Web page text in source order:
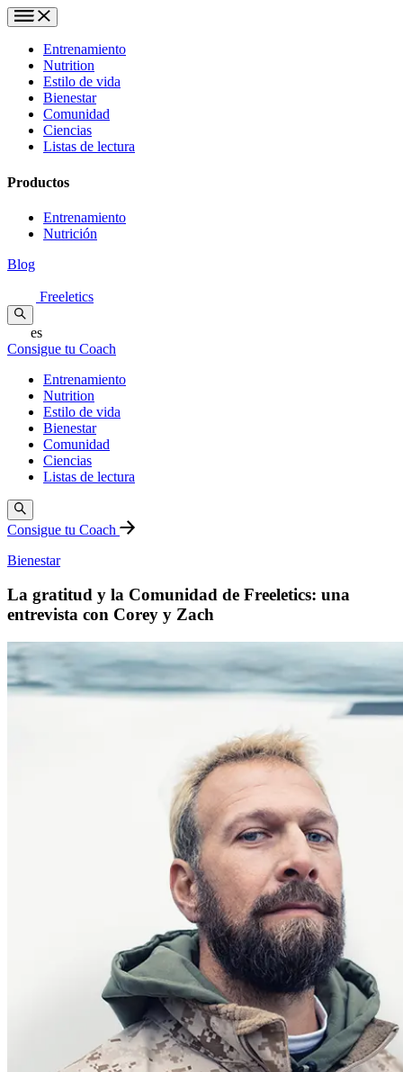
Entrenamiento
Nutrition
Estilo de vida
Bienestar
Comunidad
Ciencias
Listas de lectura
Productos
Entrenamiento
Nutrición
Blog
Freeletics
es
Consigue tu Coach
Entrenamiento
Nutrition
Estilo de vida
Bienestar
Comunidad
Ciencias
Listas de lectura
Consigue tu Coach
Bienestar
La gratitud y la Comunidad de Freeletics: una
entrevista con Corey y Zach